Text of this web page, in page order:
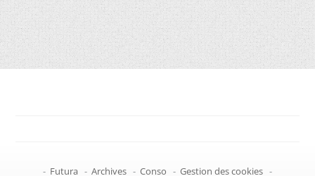
- Futura - Archives - Conso - Gestion des cookies -